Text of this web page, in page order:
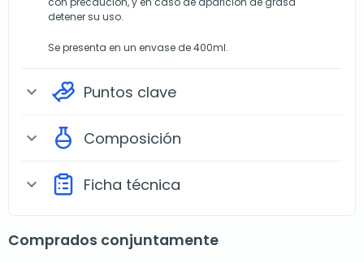
detener su uso.
Se presenta en un envase de 400ml.
expand_more Puntos clave
expand_more Composición
expand_more Ficha técnica
Comprados conjuntamente